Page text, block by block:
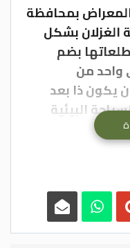
بمحافظة
الغزلان بشكل
بضم
واحد من
يكون ذا بعد
البيئية
رسميا
المشروع
القادم، ليكون